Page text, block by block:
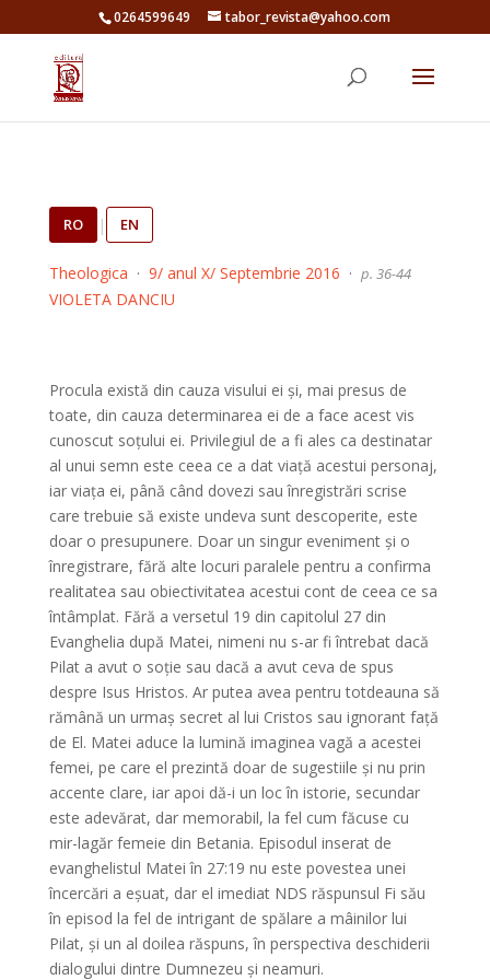
0264599649 tabor_revista@yahoo.com
RO | EN
Theologica · 9/ anul X/ Septembrie 2016 · p. 36-44
VIOLETA DANCIU
Procula există din cauza visului ei și, mai presus de
toate, din cauza determinarea ei de a face acest vis
cunoscut soțului ei. Privilegiul de a fi ales ca destinatar
al unui semn este ceea ce a dat viață acestui personaj,
iar viața ei, până când dovezi sau înregistrări scrise
care trebuie să existe undeva sunt descoperite, este
doar o presupunere. Doar un singur eveniment și o
înregistrare, fără alte locuri paralele pentru a confirma
realitatea sau obiectivitatea acestui cont de ceea ce sa
întâmplat. Fără a versetul 19 din capitolul 27 din
Evanghelia după Matei, nimeni nu s-ar fi întrebat dacă
Pilat a avut o soție sau dacă a avut ceva de spus
despre Isus Hristos. Ar putea avea pentru totdeauna să
rămână un urmaș secret al lui Cristos sau ignorant față
de El. Matei aduce la lumină imaginea vagă a acestei
femei, pe care el prezintă doar de sugestiile și nu prin
accente clare, iar apoi dă-i un loc în istorie, secundar
este adevărat, dar memorabil, la fel cum făcuse cu
mir-lagăr femeie din Betania. Episodul inserat de
evanghelistul Matei în 27:19 nu este povestea unei
încercări a eșuat, dar el imediat NDS răspunsul Fi său
în episod la fel de intrigant de spălare a mâinilor lui
Pilat, și un al doilea răspuns, în perspectiva deschiderii
dialogului dintre Dumnezeu și neamuri.